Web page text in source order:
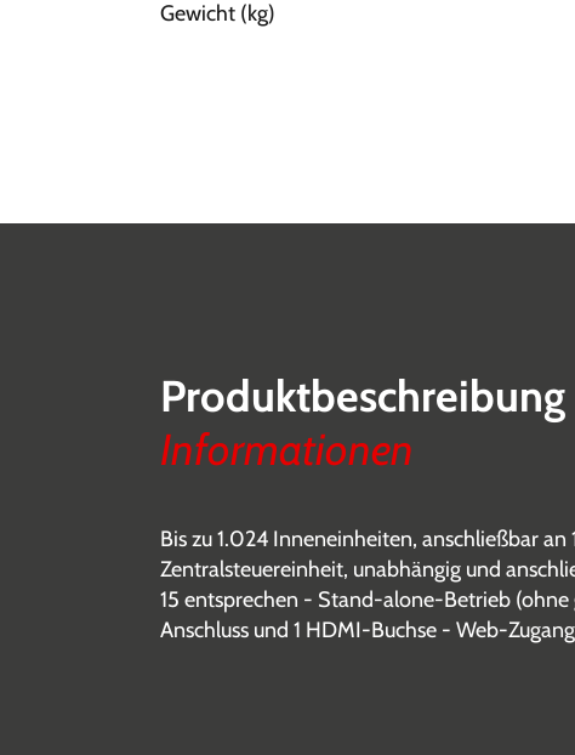
Gewicht (kg)
Produktbeschreibung
Informationen
Bis zu 1.024 Inneneinheiten, anschließbar
Zentralsteuereinheit, unabhängig und
15 entsprechen - Stand-alone-Betrieb
Anschluss und 1 HDMI-Buchse - Web-